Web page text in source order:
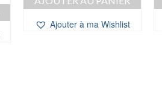
Ajouter à ma Wishlist